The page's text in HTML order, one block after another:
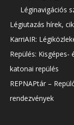
Léginavigációs
Légiutazás hírek,
KarriAIR:
Repülés:
katonai repülés
REPNAPtár –
rendezvények